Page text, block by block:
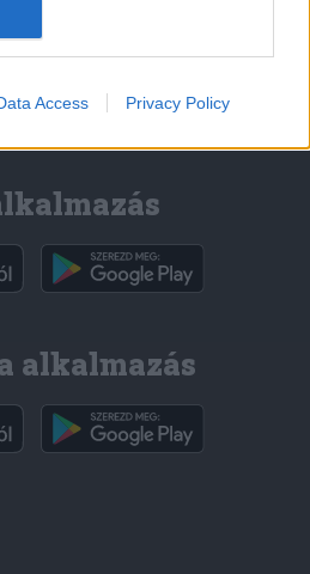
Access Privacy Policy
alkalmazás